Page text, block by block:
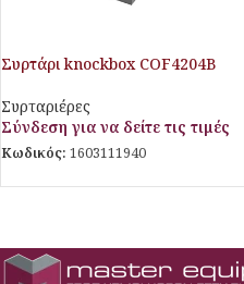
Συρτάρι knockbox COF4204B
Συρταριέρες
Σύνδεση για να δείτε τις τιμές
Κωδικός: 1603111940